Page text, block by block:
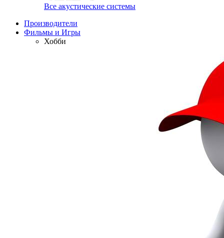
Все акустические системы
Производители
Фильмы и Игры
Хобби